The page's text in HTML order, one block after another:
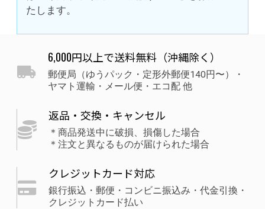
たします。
6,000円以上で送料無料（沖縄除く）
郵便局（ゆうパック・定形外郵便140円〜）・
ヤマト運輸・メール便・エコ配 他
返品・交換・キャンセル
＊商品発送中に破損、損傷した場合
＊注文と異なるものが届けられた場合
クレジットカード対応
銀行振込・郵便・コンビニ振込み・代金引換・
クレジットカード払い